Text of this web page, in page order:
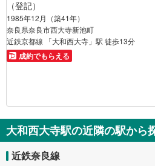
（登記）
1985年12月（築41年）
奈良県奈良市西大寺新池町
近鉄京都線 「大和西大寺」駅 徒歩13分
成約でもらえる
大和西大寺駅の近隣の駅から
近鉄奈良線